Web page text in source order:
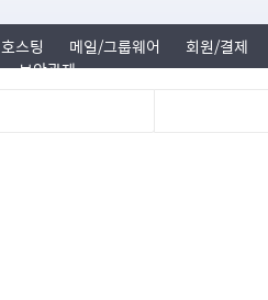
호스팅 메일/그룹웨어
회원/결제
보안관제